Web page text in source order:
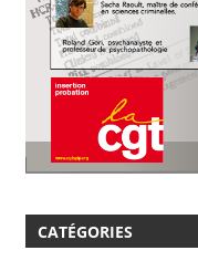
CATÉGORIES